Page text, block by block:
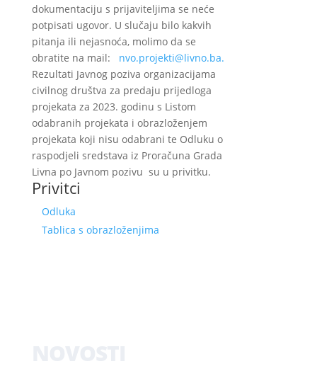
dokumentaciju s prijaviteljima se neće
potpisati ugovor. U slučaju bilo kakvih
pitanja ili nejasnoća, molimo da se
obratite na mail: nvo.projekti@livno.ba.
Rezultati Javnog poziva organizacijama
civilnog društva za predaju prijedloga
projekata za 2023. godinu s Listom
odabranih projekata i obrazloženjem
projekata koji nisu odabrani te Odluku o
raspodjeli sredstava iz Proračuna Grada
Livna po Javnom pozivu su u privitku.
Privitci
Odluka
Tablica s obrazloženjima